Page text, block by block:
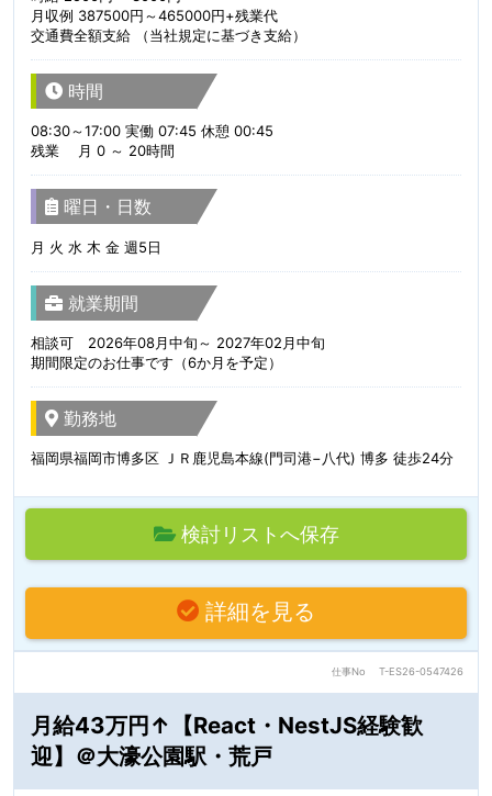
月収例 387500円～465000円+残業代
交通費全額支給 （当社規定に基づき支給）
時間
08:30～17:00 実働 07:45 休憩 00:45
残業 月 0 ～ 20時間
曜日・日数
月 火 水 木 金 週5日
就業期間
相談可 2026年08月中旬～ 2027年02月中旬
期間限定のお仕事です（6か月を予定）
勤務地
福岡県福岡市博多区 ＪＲ鹿児島本線(門司港−八代) 博多 徒歩24分
検討リストへ保存
詳細を見る
仕事No T-ES26-0547426
月給43万円↑【React・NestJS経験歓
迎】＠大濠公園駅・荒戸